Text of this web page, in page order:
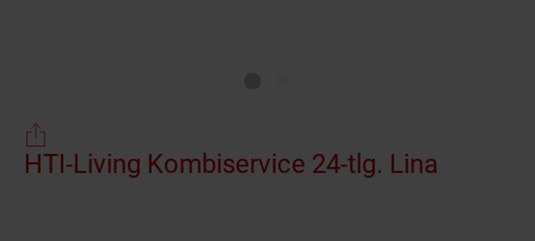
HTI-Living Kombiservice 24-tlg. Lina